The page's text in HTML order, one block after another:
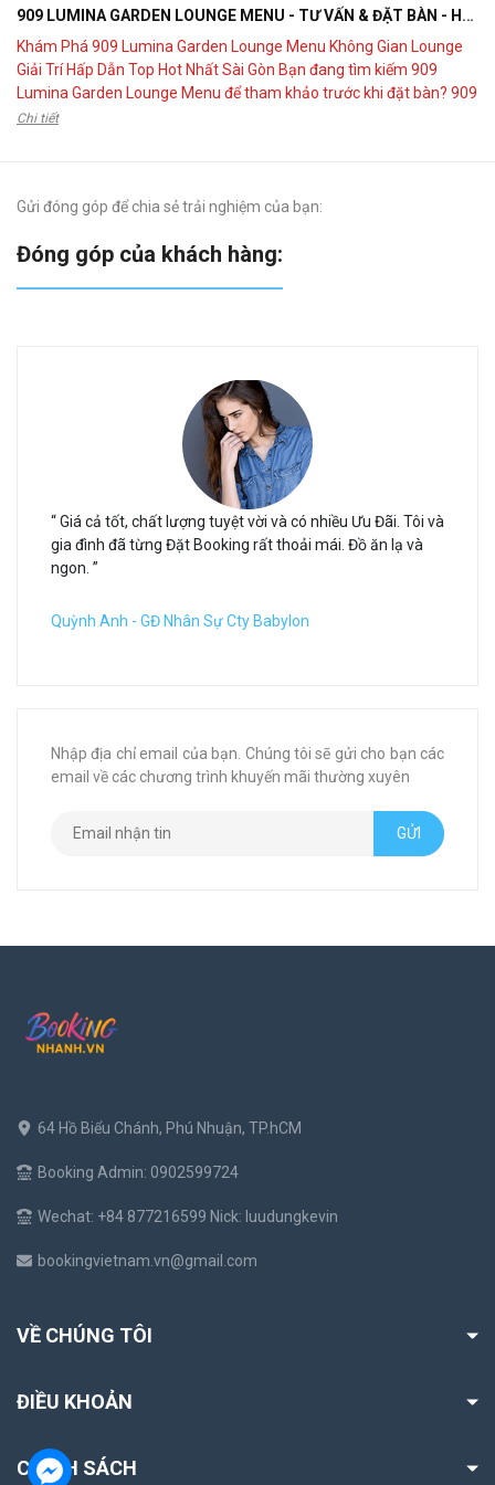
909 LUMINA GARDEN LOUNGE MENU - TƯ VẤN & ĐẶT BÀN - HOTLINE 0902599724
Khám Phá 909 Lumina Garden Lounge Menu Không Gian Lounge
Giải Trí Hấp Dẫn Top Hot Nhất Sài Gòn Bạn đang tìm kiếm 909
Lumina Garden Lounge Menu để tham khảo trước khi đặt bàn? 909
Lumina Garden Lounge là điểm đến kết hợp giữa ẩm thực, giải trí và
Chi tiết
Gửi đóng góp để chia sẻ trải nghiệm của bạn:
Đóng góp của khách hàng:
“ Giá cả tốt, chất lượng tuyệt vời và có nhiều Ưu Đãi. Tôi và
gia đình đã từng Đặt Booking rất thoải mái. Đồ ăn lạ và
ngon. ”
Quỳnh Anh - GĐ Nhân Sự Cty Babylon
Nhập địa chỉ email của bạn. Chúng tôi sẽ gửi cho bạn các
email về các chương trình khuyến mãi thường xuyên
GỬI
64 Hồ Biểu Chánh, Phú Nhuận, TP.hCM
Booking Admin: 0902599724
Wechat: +84 877216599 Nick: luudungkevin
bookingvietnam.vn@gmail.com
VỀ CHÚNG TÔI
ĐIỀU KHOẢN
CHÍNH SÁCH